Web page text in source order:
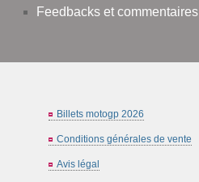
Feedbacks et commentaires
Billets motogp 2026
Conditions générales de vente
Avis légal